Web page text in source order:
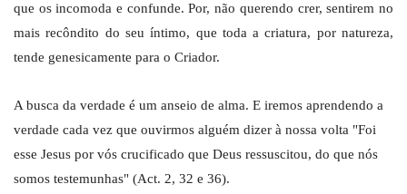
que os incomoda e confunde. Por, não querendo crer, sentirem no
mais recôndito do seu íntimo, que toda a criatura, por natureza,
tende genesicamente para o Criador.
A busca da verdade é um anseio de alma. E iremos aprendendo a
verdade cada vez que ouvirmos alguém dizer à nossa volta "Foi
esse Jesus por vós crucificado que Deus ressuscitou, do que nós
somos testemunhas" (Act. 2, 32 e 36).